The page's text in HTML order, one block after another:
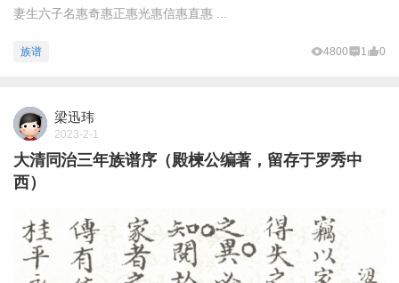
妻生六子名惠奇惠正惠光惠信惠直惠 ...
族谱 4800 1 0
梁迅玮
2023-2-1
大清同治三年族谱序（殿楝公编著，留存于罗秀中
西）